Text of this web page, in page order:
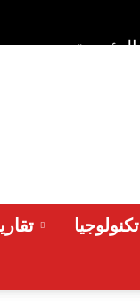
08-07 الرئيسية
تكنولوجيا